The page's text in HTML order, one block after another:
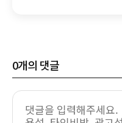
0개의 댓글